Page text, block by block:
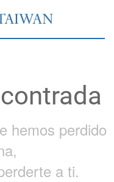
hemos perdido
a ti.